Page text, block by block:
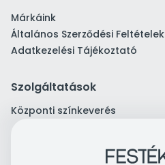
Márkáink
Általános Szerződési Feltételek
Adatkezelési Tájékoztató
Szolgáltatások
Központi színkeverés